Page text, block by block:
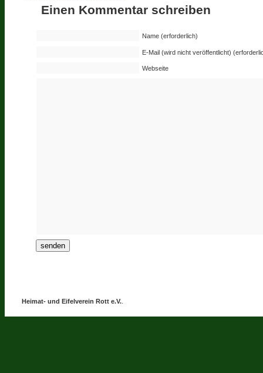
Einen Kommentar schreiben
Name (erforderlich)
E-Mail (wird nicht veröffentlicht)
Webseite
Heimat- und Eifelverein Rott e.V.